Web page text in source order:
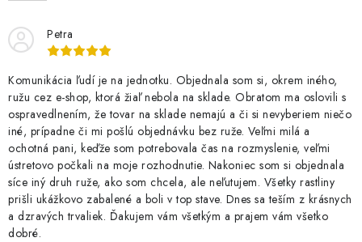
Petra
Komunikácia ľudí je na jednotku. Objednala som si, okrem iného,
ružu cez e-shop, ktorá žiaľ nebola na sklade. Obratom ma oslovili s
ospravedlnením, že tovar na sklade nemajú a či si nevyberiem niečo
iné, prípadne či mi pošlú objednávku bez ruže. Veľmi milá a
ochotná pani, keďže som potrebovala čas na rozmyslenie, veľmi
ústretovo počkali na moje rozhodnutie. Nakoniec som si objednala
síce iný druh ruže, ako som chcela, ale neľutujem. Všetky rastliny
prišli ukážkovo zabalené a boli v top stave. Dnes sa teším z krásnych
a dzravých trvaliek. Ďakujem vám všetkým a prajem vám všetko
dobré.